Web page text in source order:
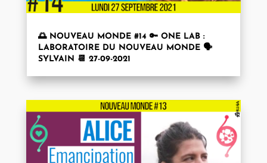
🌅 NOUVEAU MONDE #14 🔑 ONE LAB :
LABORATOIRE DU NOUVEAU MONDE 🗣
SYLVAIN 📆 27-09-2021